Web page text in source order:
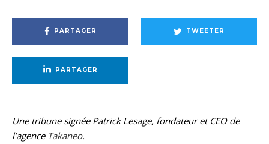
PARTAGER TWEETER
PARTAGER
Une tribune signée Patrick Lesage, fondateur et CEO de
l’agence Takaneo.